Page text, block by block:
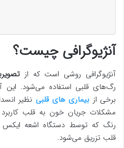
آنژیوگرافی چیست؟
آنژیوگرافی روشی است که از
رگ‌های قلبی استفاده می‌شود. این
برخی از بیماری های قلبی نظیر
مشکلات جریان خون به قلب کاربرد
رنگ که توسط دستگاه اشعه
قلب تزریق می‌شود.